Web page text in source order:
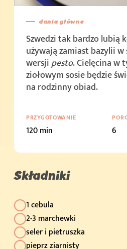
dania główne
Szwedzi tak bardzo lubią
używają zamiast bazylii w
wersjipesto. Cielęcina w
ziołowym sosie będzie
na rodzinny obiad.
PRZYGOTOWANIE
120 min 6
Składniki
1 cebula
2-3 marchewki
seler i pietruszka
pieprz ziarnisty